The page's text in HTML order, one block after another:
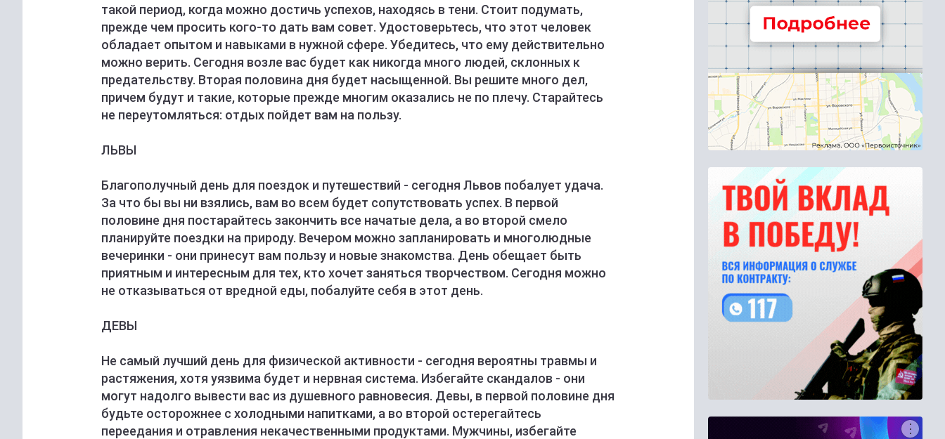
такой период, когда можно достичь успехов, находясь в тени. Стоит подумать,
прежде чем просить кого-то дать вам совет. Удостоверьтесь, что этот человек
обладает опытом и навыками в нужной сфере. Убедитесь, что ему действительно
можно верить. Сегодня возле вас будет как никогда много людей, склонных к
предательству. Вторая половина дня будет насыщенной. Вы решите много дел,
причем будут и такие, которые прежде многим оказались не по плечу. Старайтесь
не переутомляться: отдых пойдет вам на пользу.
ЛЬВЫ
Благополучный день для поездок и путешествий - сегодня Львов побалует удача.
За что бы вы ни взялись, вам во всем будет сопутствовать успех. В первой
половине дня постарайтесь закончить все начатые дела, а во второй смело
планируйте поездки на природу. Вечером можно запланировать и многолюдные
вечеринки - они принесут вам пользу и новые знакомства. День обещает быть
приятным и интересным для тех, кто хочет заняться творчеством. Сегодня можно
не отказываться от вредной еды, побалуйте себя в этот день.
ДЕВЫ
Не самый лучший день для физической активности - сегодня вероятны травмы и
растяжения, хотя уязвима будет и нервная система. Избегайте скандалов - они
могут надолго вывести вас из душевного равновесия. Девы, в первой половине дня
будьте осторожнее с холодными напитками, а во второй остерегайтесь
переедания и отравления некачественными продуктами. Мужчины, избегайте